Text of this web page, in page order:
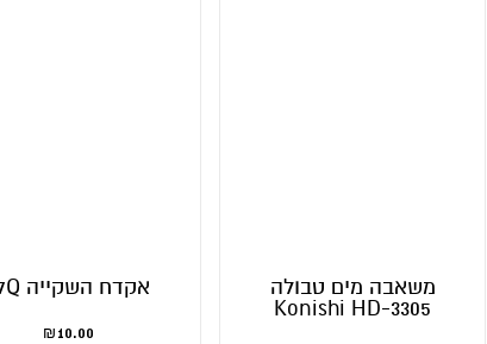
משאבה מים טבולה
Konishi HD-3305
אקדח השקייה L7Q